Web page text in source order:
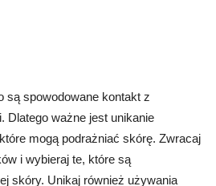
są spowodowane kontakt z
Dlatego ważne jest unikanie
mogą podrażniać skórę. Zwracaj
i wybieraj te, które są
skóry. Unikaj również używania